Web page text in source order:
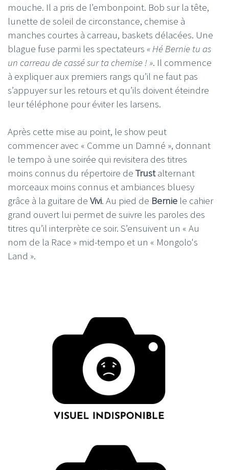
mouche. Il a pris de l’embonpoint. Bob sur la tête,
lunette de soleil de circonstance, chemise à
manches courtes à carreau, baskets délacées. Une
blague fuse parmi les spectateurs « Hé Bernie tu as
un carreau de cassé sur ta chemise ! ». Il commence
à expliquer aux premiers rangs qu’il ne faut pas
s’appuyer sur les retours et qu’ils doivent éteindre
leur téléphone pour éviter les larsens.
Après cette mise au point, le show peut
commencer avec « Comme un Damné », donnant
le tempo à une soirée qui revisitera des titres
moins connus du répertoire de Trustalternant
morceaux moins connus et ambiances bluesy
grâce à la guitare de Vivi. Au pied de Bernie le cahier
grand ouvert lui permet de suivre les paroles des
titres qu’il interprète ce soir. S’ensuivent un « Au
nom de la Race » mid-tempo et un « Mongolo's
Land ».